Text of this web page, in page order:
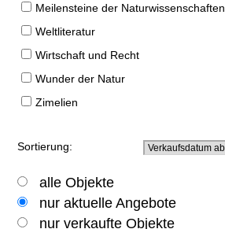
Meilensteine der Naturwissenschaften
Weltliteratur
Wirtschaft und Recht
Wunder der Natur
Zimelien
Sortierung:
alle Objekte
nur aktuelle Angebote
nur verkaufte Objekte